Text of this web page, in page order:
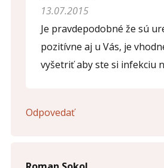
13.07.2015
Je pravdepodobné že sú
pozitívne aj u Vás, je
vyšetriť aby ste si infekciu
Odpovedať